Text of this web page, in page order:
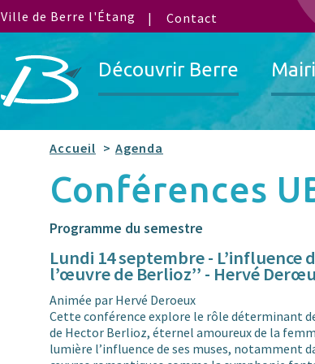
Ville de Berre l'Étang Contact
Découvrir Berre
Accueil Agenda
Conférences
Programme du semestre
Lundi 14 septembre - L’influence
l’œuvre de Berlioz’’ - Hervé
Animée par Hervé Deroeux
Cette conférence explore le rôle déterminant
de Hector Berlioz, éternel amoureux de la
lumière l’influence de ses muses, notamment